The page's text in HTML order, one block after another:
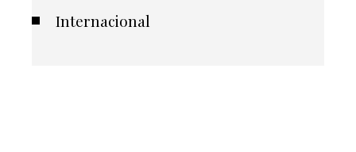
Internacional